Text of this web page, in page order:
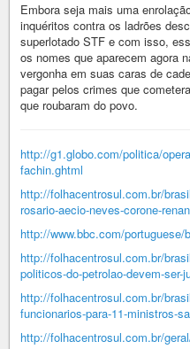
Embora seja mais uma
inquéritos contra os ladrões
superlotado STF e com isso,
os nomes que aparecem agora
vergonha em suas caras de
pagar pelos crimes que
que roubaram do povo.
http://g1.globo.com/politica/
fachin.ghtml
http://folhacentrosul.com.br/
rosario-aecio-neves-corone-
http://www.bbc.com/portuguese/
http://folhacentrosul.com.br/
politicos-do-petrolao-devem-ser-
http://folhacentrosul.com.br/
funcionarios-para-11-ministros-
http://folhacentrosul.com.br/